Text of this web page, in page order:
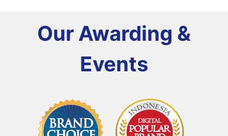
Our Awarding &
Events